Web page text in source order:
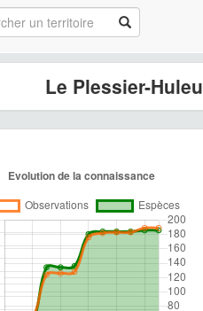
Le Plessier-Huleu